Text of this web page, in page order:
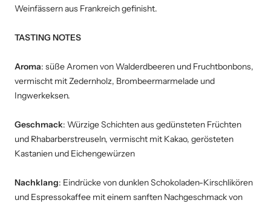
Weinfässern aus Frankreich gefinisht.
TASTING NOTES
Aroma: süße Aromen von Walderdbeeren und Fruchtbonbons,
vermischt mit Zedernholz, Brombeermarmelade und
Ingwerkeksen.
Geschmack: Würzige Schichten aus gedünsteten Früchten
und Rhabarberstreuseln, vermischt mit Kakao, gerösteten
Kastanien und Eichengewürzen
Nachklang: Eindrücke von dunklen Schokoladen-Kirschlikören
und Espressokaffee mit einem sanften Nachgeschmack von